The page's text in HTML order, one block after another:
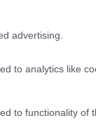
advertising.
to analytics like
to functionality of